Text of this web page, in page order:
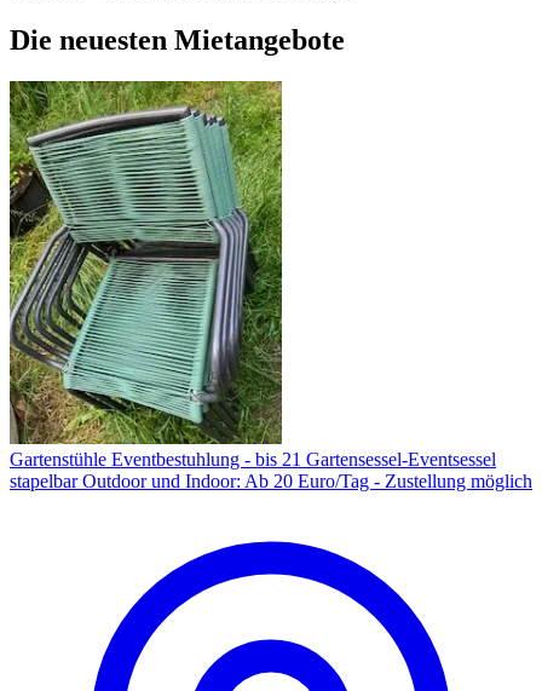
Die neuesten Mietangebote
Gartenstühle Eventbestuhlung - bis 21 Gartensessel-Eventsessel
stapelbar Outdoor und Indoor: Ab 20 Euro/Tag - Zustellung möglich